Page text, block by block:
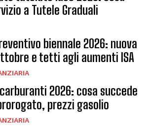
a Tutele Graduali
biennale 2026: nuova
e tetti agli aumenti ISA
2026: cosa succede
prezzi gasolio